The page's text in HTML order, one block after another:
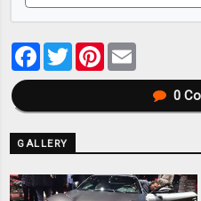
Facebook
TwitterPinterest
0
GALLERY